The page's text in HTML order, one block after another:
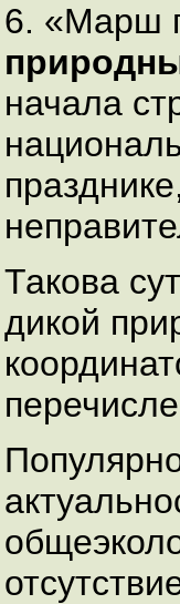
6. «Марш
начала
Такова
дикой